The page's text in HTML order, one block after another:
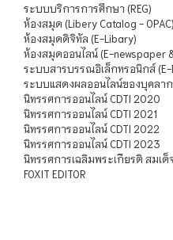
ระบบบริการการศึกษา (REG)
ห้องสมุด (Libery Catalog - OPAC)
ห้องสมุดดิจิทัล (E-Libary)
ห้องสมุดออนไลน์ (E-newspaper
ระบบสารบรรณอิเล็กทรอนิกส์ (E-
ระบบแสดงผลออนไลน์ของบุคลาก
นิทรรศการออนไลน์ CDTI 2020
นิทรรศการออนไลน์ CDTI 2021
นิทรรศการออนไลน์ CDTI 2022
นิทรรศการออนไลน์ CDTI 2023
นิทรรศการเฉลิมพระเกียรติ สมเ
FOXIT EDITOR